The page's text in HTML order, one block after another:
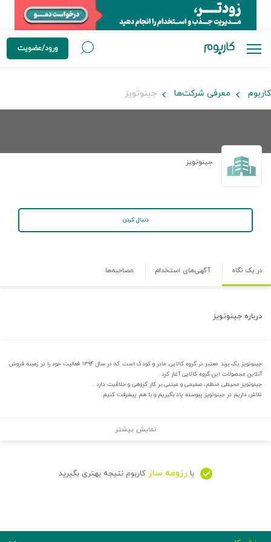
ورود/عضویت
کاربوم معرفی شرکت‌ها جینوتویز
جینوتویز
دنبال کردن
در یک نگاه آگهی‌های استخدام مصاحبه‌ها
درباره جینوتویز
جینوتویز یک برند معتبر در گروه کالایی مادر و کودک است که در سال ۱۳۹۴ فعالیت خود را در زمینه فروش
آنلاین محصولات این گروه کالایی آغاز کرد .
جینوتویز محیطی منظم، صمیمی و مبتنی بر کار گروهی و خلاقیت دارد .
تلاش داریم در جینوتویز پیوسته یاد بگیریم و با هم پیشرفت کنیم .
نمایش بیشتر
با رزومه ساز کاربوم نتیجه بهتری بگیرید